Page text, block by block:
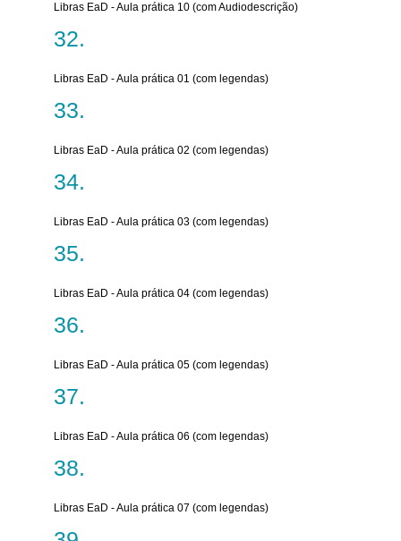
Libras EaD - Aula prática 10 (com Audiodescrição)
Libras EaD - Aula prática 01 (com legendas)
Libras EaD - Aula prática 02 (com legendas)
Libras EaD - Aula prática 03 (com legendas)
Libras EaD - Aula prática 04 (com legendas)
Libras EaD - Aula prática 05 (com legendas)
Libras EaD - Aula prática 06 (com legendas)
Libras EaD - Aula prática 07 (com legendas)